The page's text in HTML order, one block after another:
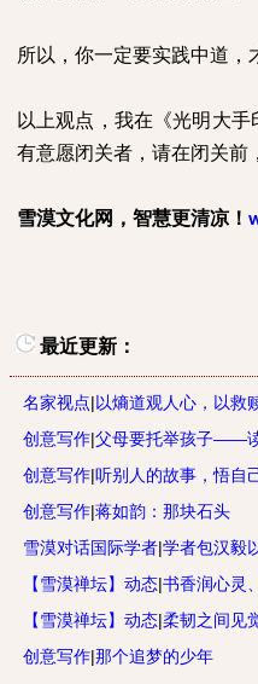
所以，你一定要实践中道，
以上观点，我在《光明大手
有意愿闭关者，请在闭关前
雪漠文化网，智慧更清凉！
最近更新：
名家视点|以熵道观人心，以救
创意写作|父母要托举孩子——
创意写作|听别人的故事，悟自
创意写作|蒋如韵：那块石头
雪漠对话国际学者|学者包汉毅
【雪漠禅坛】动态|书香润心灵
【雪漠禅坛】动态|柔韧之间见
创意写作|那个追梦的少年